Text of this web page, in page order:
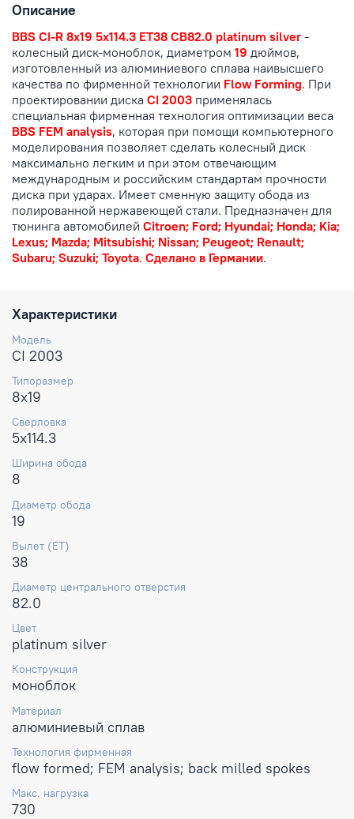
Описание
BBS CI-R 8x19 5x114.3 ET38 CB82.0 platinum silver -
колесный диск-моноблок, диаметром 19 дюймов,
изготовленный из алюминиевого сплава наивысшего
качества по фирменной технологии Flow Forming. При
проектировании диска CI 2003 применялась
специальная фирменная технология оптимизации веса
BBS FEM analysis, которая при помощи компьютерного
моделирования позволяет сделать колесный диск
максимально легким и при этом отвечающим
международным и российским стандартам прочности
диска при ударах. Имеет сменную защиту обода из
полированной нержавеющей стали. Предназначен для
тюнинга автомобилей Citroen; Ford; Hyundai; Honda; Kia;
Lexus; Mazda; Mitsubishi; Nissan; Peugeot; Renault;
Subaru; Suzuki; Toyota. Сделано в Германии.
Характеристики
Модель
CI 2003
Типоразмер
8x19
Сверловка
5x114.3
Ширина обода
8
Диаметр обода
19
Вылет (ET)
38
Диаметр центрального отверстия
82.0
Цвет
platinum silver
Конструкция
моноблок
Материал
алюминиевый сплав
Технология фирменная
flow formed; FEM analysis; back milled spokes
Макс. нагрузка
730